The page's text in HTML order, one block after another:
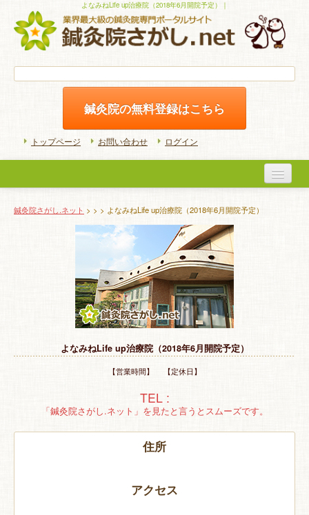
よなみねLife up治療院（2018年6月開院予定）｜
鍼灸院の無料登録はこちら
トップページ お問い合わせ ログイン
初めての方へ
よくある質問
ホームケア
特 集
お悩み解決！
鍼灸院さがし.ネット > > > よなみねLife up治療院（2018年6月開院予定）
よなみねLife up治療院（2018年6月開院予定）
【営業時間】 【定休日】
TEL :
「鍼灸院さがし.ネット」を見たと言うとスムーズです。
住所
アクセス